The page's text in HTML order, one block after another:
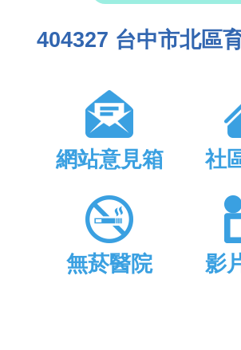
404327 台中市北區
網站意見箱 社
無菸醫院 影